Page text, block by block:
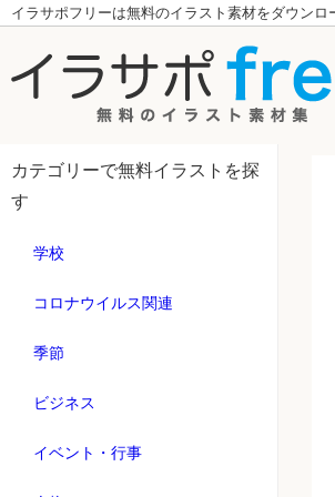
イラサポフリーは無料のイラスト素材をダウン
カテゴリーで無料イラストを探
す
学校
コロナウイルス関連
季節
ビジネス
イベント・行事